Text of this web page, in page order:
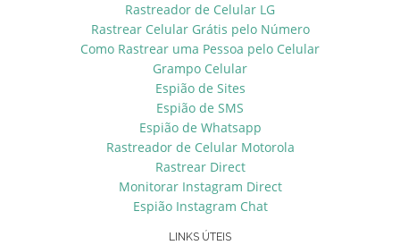
Rastreador de Celular LG
Rastrear Celular Grátis pelo Número
Como Rastrear uma Pessoa pelo Celular
Grampo Celular
Espião de Sites
Espião de SMS
Espião de Whatsapp
Rastreador de Celular Motorola
Rastrear Direct
Monitorar Instagram Direct
Espião Instagram Chat
LINKS ÚTEIS